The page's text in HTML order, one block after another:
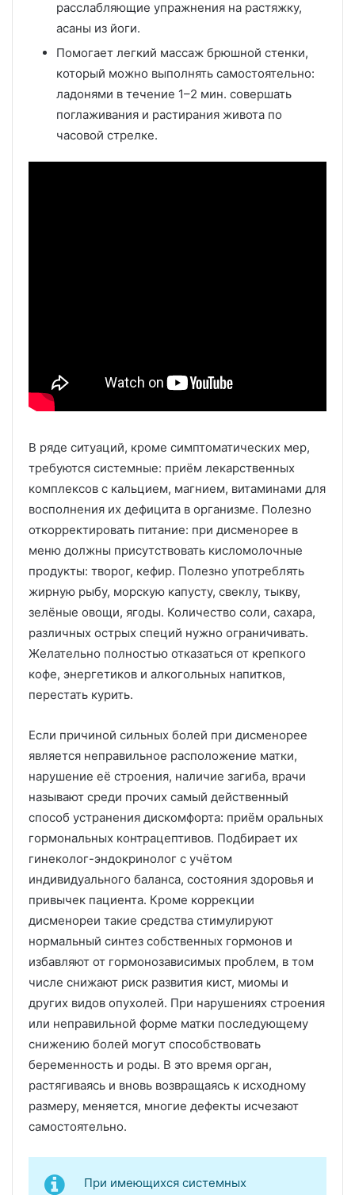
расслабляющие упражнения на растяжку,
асаны из йоги.
Помогает легкий массаж брюшной стенки,
который можно выполнять самостоятельно:
ладонями в течение 1–2 мин. совершать
поглаживания и растирания живота по
часовой стрелке.
В ряде ситуаций, кроме симптоматических мер,
требуются системные: приём лекарственных
комплексов с кальцием, магнием, витаминами для
восполнения их дефицита в организме. Полезно
откорректировать питание: при дисменорее в
меню должны присутствовать кисломолочные
продукты: творог, кефир. Полезно употреблять
жирную рыбу, морскую капусту, свеклу, тыкву,
зелёные овощи, ягоды. Количество соли, сахара,
различных острых специй нужно ограничивать.
Желательно полностью отказаться от крепкого
кофе, энергетиков и алкогольных напитков,
перестать курить.
Если причиной сильных болей при дисменорее
является неправильное расположение матки,
нарушение её строения, наличие загиба, врачи
называют среди прочих самый действенный
способ устранения дискомфорта: приём оральных
гормональных контрацептивов. Подбирает их
гинеколог-эндокринолог с учётом
индивидуального баланса, состояния здоровья и
привычек пациента. Кроме коррекции
дисменореи такие средства стимулируют
нормальный синтез собственных гормонов и
избавляют от гормонозависимых проблем, в том
числе снижают риск развития кист, миомы и
других видов опухолей. При нарушениях строения
или неправильной форме матки последующему
снижению болей могут способствовать
беременность и роды. В это время орган,
растягиваясь и вновь возвращаясь к исходному
размеру, меняется, многие дефекты исчезают
самостоятельно.
При имеющихся системных